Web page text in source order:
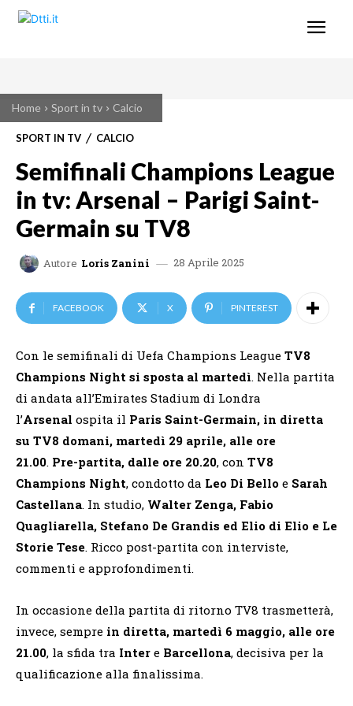
Home Sport in tv Calcio
SPORT IN TV CALCIO
Semifinali Champions League
in tv: Arsenal – Parigi Saint-
Germain su TV8
Autore Loris Zanini 28 Aprile 2025
FACEBOOK X PINTEREST
Con le semifinali di Uefa Champions League TV8
Champions Night si sposta al martedì. Nella partita
di andata all’Emirates Stadium di Londra
l’Arsenal ospita il Paris Saint-Germain, in diretta
su TV8 domani, martedì 29 aprile, alle ore
21.00. Pre-partita, dalle ore 20.20, con TV8
Champions Night, condotto da Leo Di Bello e Sarah
Castellana. In studio, Walter Zenga, Fabio
Quagliarella, Stefano De Grandis ed Elio di Elio e Le
Storie Tese. Ricco post-partita con interviste,
commenti e approfondimenti.
In occasione della partita di ritorno TV8 trasmetterà,
invece, sempre in diretta, martedì 6 maggio, alle ore
21.00, la sfida tra Inter e Barcellona, decisiva per la
qualificazione alla finalissima.